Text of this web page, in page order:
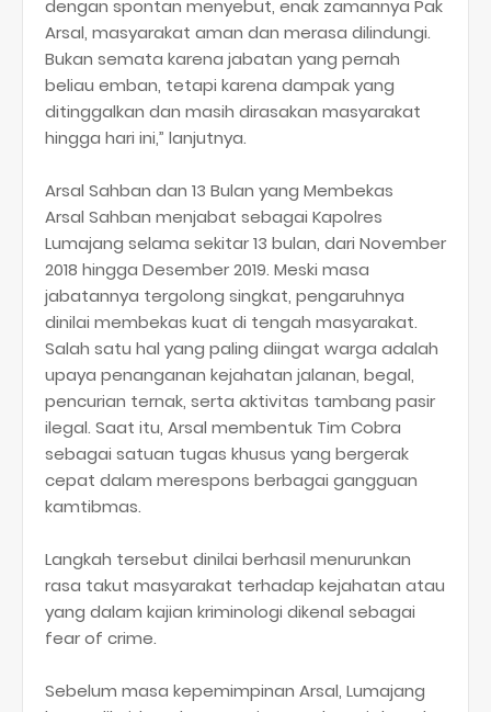
dengan spontan menyebut, enak zamannya Pak
Arsal, masyarakat aman dan merasa dilindungi.
Bukan semata karena jabatan yang pernah
beliau emban, tetapi karena dampak yang
ditinggalkan dan masih dirasakan masyarakat
hingga hari ini,” lanjutnya.
Arsal Sahban dan 13 Bulan yang Membekas
Arsal Sahban menjabat sebagai Kapolres
Lumajang selama sekitar 13 bulan, dari November
2018 hingga Desember 2019. Meski masa
jabatannya tergolong singkat, pengaruhnya
dinilai membekas kuat di tengah masyarakat.
Salah satu hal yang paling diingat warga adalah
upaya penanganan kejahatan jalanan, begal,
pencurian ternak, serta aktivitas tambang pasir
ilegal. Saat itu, Arsal membentuk Tim Cobra
sebagai satuan tugas khusus yang bergerak
cepat dalam merespons berbagai gangguan
kamtibmas.
Langkah tersebut dinilai berhasil menurunkan
rasa takut masyarakat terhadap kejahatan atau
yang dalam kajian kriminologi dikenal sebagai
fear of crime.
Sebelum masa kepemimpinan Arsal, Lumajang